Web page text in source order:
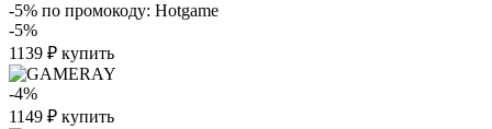
-5% по промокоду: Hotgame
-5%
1139 ₽ купить
-4%
1149 ₽ купить